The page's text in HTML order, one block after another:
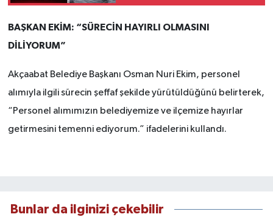
BAŞKAN EKİM: “SÜRECİN HAYIRLI OLMASINI
DİLİYORUM”
Akçaabat Belediye Başkanı Osman Nuri Ekim, personel
alımıyla ilgili sürecin şeffaf şekilde yürütüldüğünü belirterek,
“Personel alımımızın belediyemize ve ilçemize hayırlar
getirmesini temenni ediyorum.” ifadelerini kullandı.
Bunlar da ilginizi çekebilir